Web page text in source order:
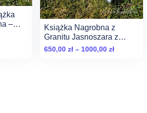
–
Książka Nagrobna z
Granitu Jasnoszara z
Ciemnymi Mazami
650,00 zł – 1000,00 złZakres